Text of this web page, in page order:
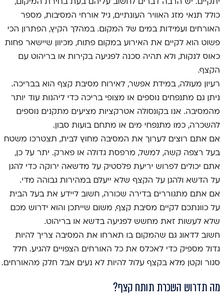
יתקיים. יש הרבה דברים לחשוב עליהם בעת בחירת המיקום,
כולל תנאי מזג האוויר העונתיים, גיל אורחי המסיבות, מספר
האורחים ועמידות במים של המקום. במהלך הקיץ, הפתרון הכי
פשוט הוא לקיים את האירוע במקום פתוח, מכיוון שיישאר פחות
כאוס לנקות, ולא תהיה סכנה לפגיעה בקירות או בריהוט עם
הקצף.
רעיון מעולה, במידת אפשר, לאירוח מסיבת קצף הוא בבריכה.
ניתן גם מתנפחים נוספים או מצופי בריכה כדי ליהנות עוד יותר
מהמסיבה. אנו בקונסולה אטרקציות מציעים מתקנים נוספים
להשכרה, כמו מתנפחי מים או מתחם בועות סבון.
אם אתם רוצים לערוך את המסיבה מחוץ לבית, תצטרכו משטח
בעל רצפה קשה, למשל, מרפסת גדולה או פארק. יתר על כן,
אתם יכולים לפרוש יריעת פלסטיק על מדשאה ירוקה כדי להגן
על הדשא ולהגן על הקצף שלא ייעלם במהירות גבוהה מדי.
אם אתם מתגוררים בדירה שכורה, חשוב ליידע את בעל הבית
על כוונתכם לקיים מסיבת קצף, משום שייתכן והוא ידרוש מכם
שלא לעשות זאת מחשש לפגיעה בדשא או בריהוט.
חשוב לדאוג גם שהמקום בו תארחו את המסיבה צריך להיות
גדול מספיק כדי לאכלס את כל האורחים הצפויים להגיע. חלל
סגור וקטן מלא בקצף עלול להיות לא נעים אבל חלק מהאורחים.
מה תדרוש השכרת תותח קצף?